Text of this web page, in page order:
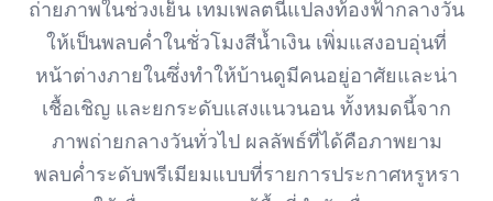
ถ่ายภาพในช่วงเย็น เทมเพลตนี้แปลงท้องฟ้ากลางวัน
ให้เป็นพลบค่ำในชั่วโมงสีน้ำเงิน เพิ่มแสงอบอุ่นที่
หน้าต่างภายในซึ่งทำให้บ้านดูมีคนอยู่อาศัยและน่า
เชื้อเชิญ และยกระดับแสงแนวนอน ทั้งหมดนี้จาก
ภาพถ่ายกลางวันทั่วไป ผลลัพธ์ที่ได้คือภาพยาม
พลบค่ำระดับพรีเมียมแบบที่รายการประกาศหรูหรา